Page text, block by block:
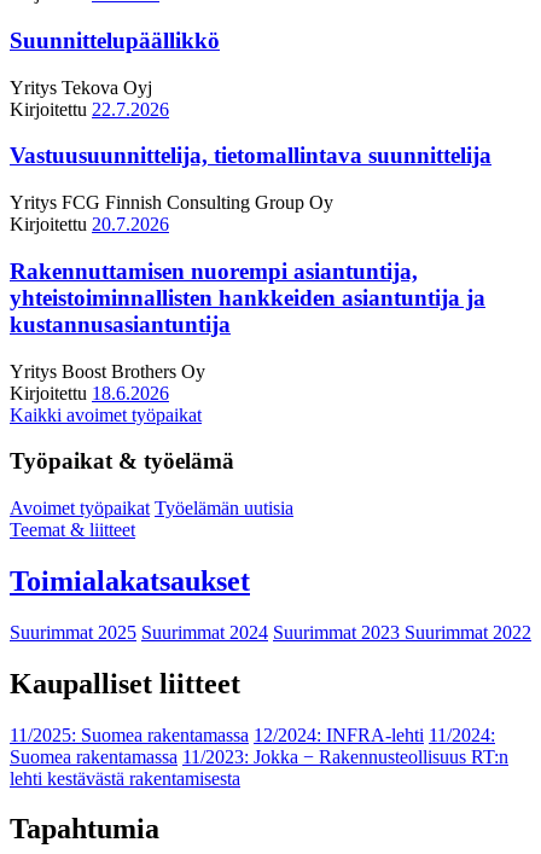
Suunnittelupäällikkö
Yritys Tekova Oyj
Kirjoitettu 22.7.2026
Vastuusuunnittelija, tietomallintava suunnittelija
Yritys FCG Finnish Consulting Group Oy
Kirjoitettu 20.7.2026
Rakennuttamisen nuorempi asiantuntija,
yhteistoiminnallisten hankkeiden asiantuntija ja
kustannusasiantuntija
Yritys Boost Brothers Oy
Kirjoitettu 18.6.2026
Kaikki avoimet työpaikat
Työpaikat & työelämä
Avoimet työpaikat Työelämän uutisia
Teemat & liitteet
Toimialakatsaukset
Suurimmat 2025 Suurimmat 2024 Suurimmat 2023 Suurimmat 2022
Kaupalliset liitteet
11/2025: Suomea rakentamassa 12/2024: INFRA-lehti 11/2024:
Suomea rakentamassa 11/2023: Jokka − Rakennusteollisuus RT:n
lehti kestävästä rakentamisesta
Tapahtumia